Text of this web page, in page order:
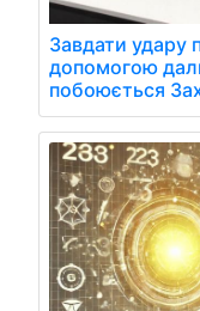
Завдати удару
допомогою
побоюється